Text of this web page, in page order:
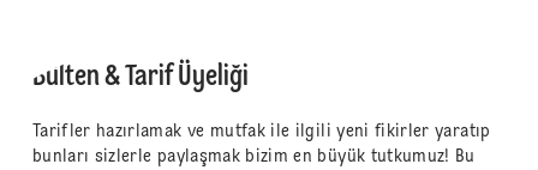
Bülten & Tarif Üyeliği
Tarifler hazırlamak ve mutfak ile ilgili yeni fikirler yaratıp
bunları sizlerle paylaşmak bizim en büyük tutkumuz! Bu